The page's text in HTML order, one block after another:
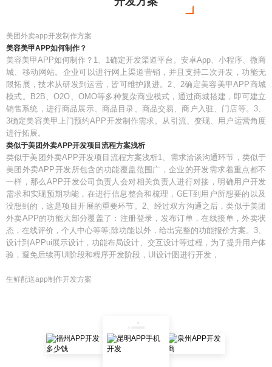
美团外卖app开发制作方案
美容美甲APP如何制作？
美容美甲APP如何制作？1、1确定开发渠道平台。安卓App、小程序、微商
城、移动网站。企业可以进行网上渠道营销，并且支持二次开发，功能无
限拓展，技术从研发到运营，皆可维护跟进。2、2确定美容美甲APP商城
模式。B2B、O2O、OMO等多种复杂商业模式，通过商城搭建，即可建立
销售系统，进行商品展示、商品目录、商品交易、商户入驻、门店等。3、
3确定美容美甲上门预约APP开发制作需求。从引流、变现、用户运营角度
进行拓展。
类似于美团外卖APP开发项目流程方案浅析
类似于美团外卖APP开发项目流程方案浅析1、需求洽谈沟通环节，类似于
美团外卖APP开发所包含的功能覆盖范围广，企业的开发需求着重点都不
一样，那么APP开发公司负责人会对相关负责人进行对接，明确用户开发
需求和实现预期功能，在进行信息整合和梳理，GET到用户所想要的以及
没想到的，这是项目开展的重要环节。2、经过双方沟通之后，类似于美团
外卖APP的功能大部分覆盖了：注册登录，发布订单，在线接单，外卖状
态，在线评价，个人中心等等;除功能以外，给出完整的功能报价方案。3、
设计到APPui展示设计，功能布局设计、交互设计等过程，为了提升用户体
验，避免后续再UI阶段和程序开发阶段，UI设计图进行开发，
生鲜配送app制作开发方案